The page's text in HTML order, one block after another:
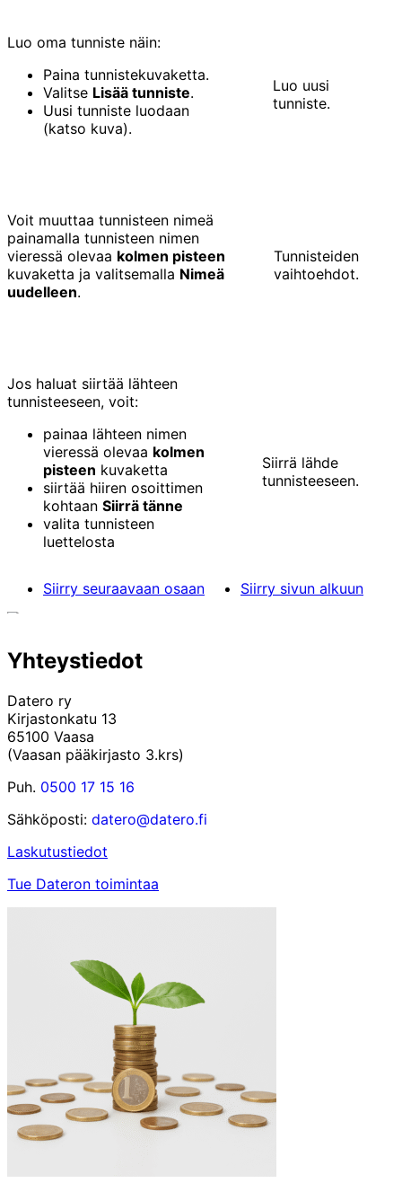
Luo oma tunniste näin:
Paina tunnistekuvaketta.
Valitse Lisää tunniste.
Uusi tunniste luodaan
(katso kuva).
Luo uusi
tunniste.
Voit muuttaa tunnisteen nimeä
painamalla tunnisteen nimen
vieressä olevaa kolmen pisteen
kuvaketta ja valitsemalla Nimeä
uudelleen.
Tunnisteiden
vaihtoehdot.
Jos haluat siirtää lähteen
tunnisteeseen, voit:
painaa lähteen nimen
vieressä olevaa kolmen
pisteen kuvaketta
siirtää hiiren osoittimen
kohtaan Siirrä tänne
valita tunnisteen
luettelosta
Siirrä lähde
tunnisteeseen.
Siirry seuraavaan osaan Siirry sivun alkuun
Yhteystiedot
Datero ry
Kirjastonkatu 13
65100 Vaasa
(Vaasan pääkirjasto 3.krs)
Puh. 0500 17 15 16
Sähköposti: datero@datero.fi
Laskutustiedot
Tue Dateron toimintaa